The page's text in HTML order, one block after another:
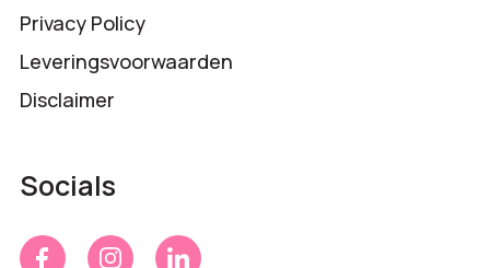
Privacy Policy
Leveringsvoorwaarden
Disclaimer
Socials